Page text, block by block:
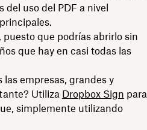
del uso del PDF a nivel
que podrías abrirlo sin
que hay en casi todas las
empresas, grandes y
Utiliza Dropbox Sign para
simplemente utilizando